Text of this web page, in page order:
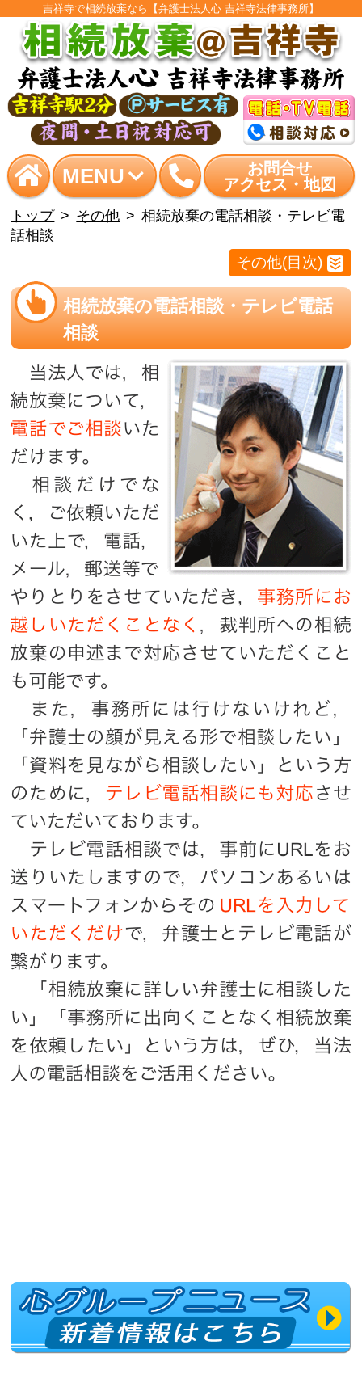
吉祥寺で相続放棄なら【弁護士法人心 吉祥寺法律事務所】
MENU
お問合せ
アクセス・地図
トップ その他
相続放棄の電話相談・テレビ電
話相談
その他(目次)
相続放棄の電話相談・テレビ電話
相談